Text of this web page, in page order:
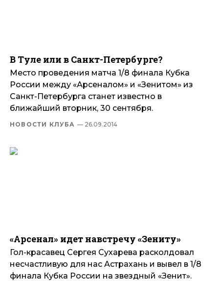
В Туле или в Санкт-Петербурге?
Место проведения матча 1/8 финала Кубка
России между «Арсеналом» и «Зенитом» из
Санкт-Петербурга станет известно в
ближайший вторник, 30 сентября.
НОВОСТИ КЛУБА — 26.09.2014
«Арсенал» идет навстречу «Зениту»
Гол-красавец Сергея Сухарева расколдовал
несчастливую для нас Астрахань и вывел в 1/8
финала Кубка России на звездный «Зенит».